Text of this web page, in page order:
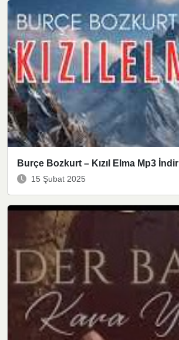
Burçe Bozkurt – Kızıl Elma Mp3 İndir
15 Şubat 2025